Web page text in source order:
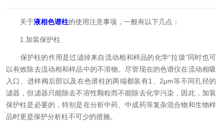
关于液相色谱柱的使用注意事项，一般有以下几点：
1.加装保护柱
保护柱的作用是过滤掉来自流动相和样品的化学“拉圾”同时也可
以有效除去流动相和样品中的不溶物。尽管现在的色谱仪在流动相吸
入口、进样阀后部以及在色谱柱的两端都装有1、2μm等不同孔径的
滤器，但滤器只能除去不溶性颗粒而不能除去化学污染，因此，加装
保护柱是必要的，特别是在分析中药、中成药等复杂混合物和生物样
品时更是保护分析柱不可少的措施。